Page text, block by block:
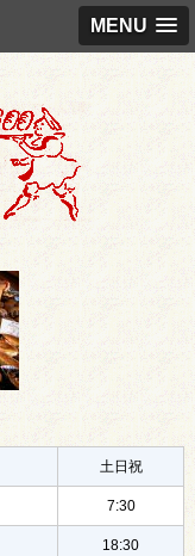
MENU
土日祝
7:30
18:30